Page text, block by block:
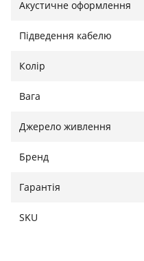
Міжплатформний
з'єднати
забезпечують
Акустичне оформлення
Підведення кабелю
Колір
Вага
Джерело живлення
Бренд
Гарантія
SKU